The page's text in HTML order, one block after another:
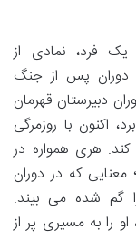
فرد، نمادی از
دوران پس از جنگ
دبیرستان قهرمان
اکنون با روزمرگی
هری همواره در
که در دوران
گم شده می بیند.
را به مسیری پر از